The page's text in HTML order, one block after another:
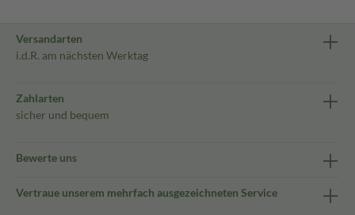
Versandarten
i.d.R. am nächsten Werktag
Zahlarten
sicher und bequem
Bewerte uns
Vertraue unserem mehrfach ausgezeichneten Service